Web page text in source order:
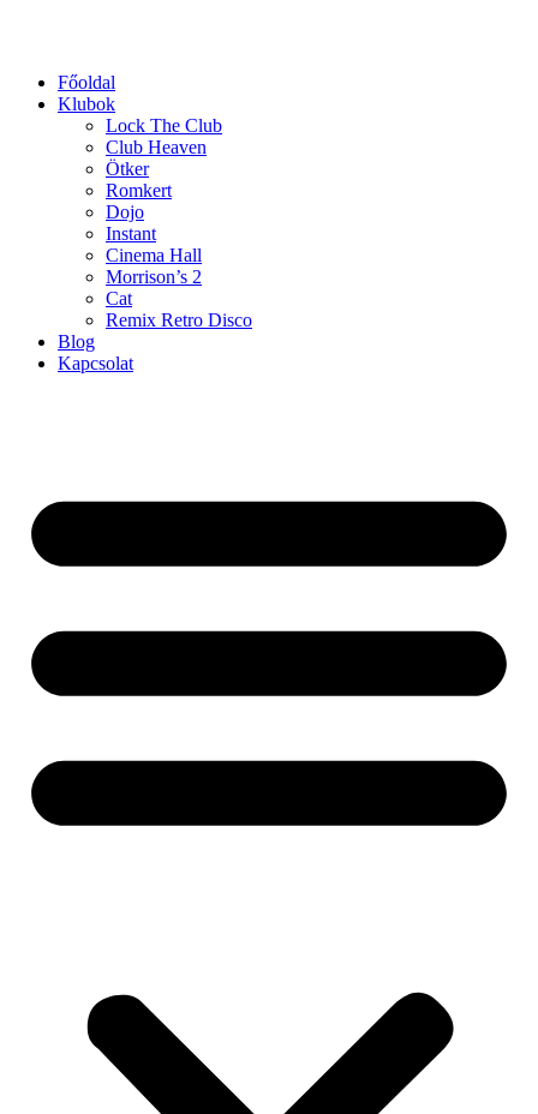
Főoldal
Klubok
Lock The Club
Club Heaven
Ötker
Romkert
Dojo
Instant
Cinema Hall
Morrison’s 2
Cat
Remix Retro Disco
Blog
Kapcsolat